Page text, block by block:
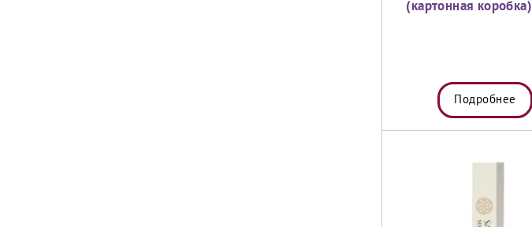
(картонная коробка)
Подробнее